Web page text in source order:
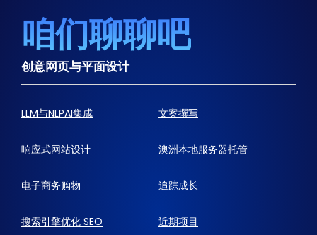
咱们聊聊吧
创意网页与平面设计
LLM与NLPAI集成 文案撰写
响应式网站设计 澳洲本地服务器托管
电子商务购物 追踪成长
搜索引擎优化 SEO 近期项目